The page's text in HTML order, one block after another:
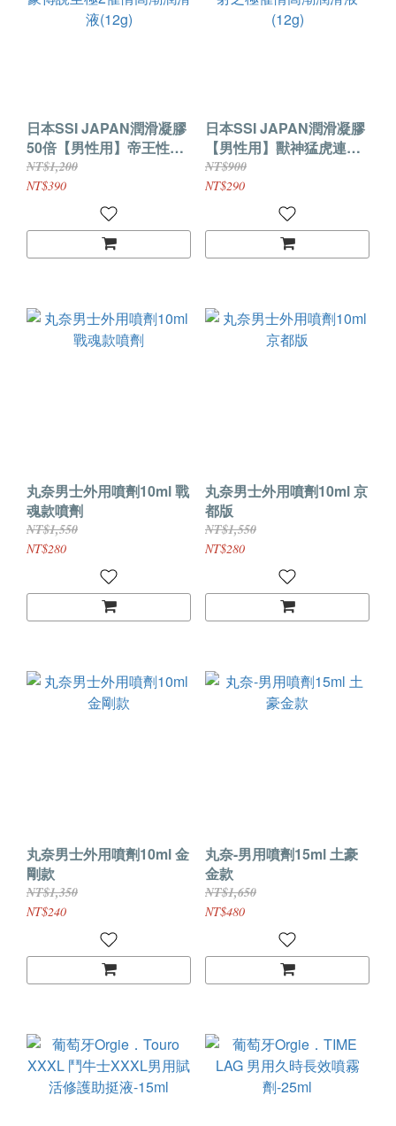
日本SSI JAPAN潤滑凝膠
50倍【男性用】帝王性豪
傳說至極2催情高潮潤滑液
(12g)
NT$1,200
NT$390
日本SSI JAPAN潤滑凝膠
【男性用】獸神猛虎連射
之極催情高潮潤滑液(12g)
NT$900
NT$290
丸奈男士外用噴劑10ml 戰
魂款噴劑
NT$1,550
NT$280
丸奈男士外用噴劑10ml 京
都版
NT$1,550
NT$280
丸奈男士外用噴劑10ml 金
剛款
NT$1,350
NT$240
丸奈-男用噴劑15ml 土豪
金款
NT$1,650
NT$480